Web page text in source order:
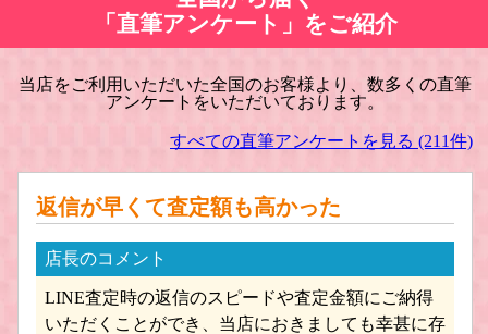
魔法少女リリカルなのは フィギュア
武装神姫フィギュア買取
一騎当千フィギュア買取 すーぱーそに子 フィギュア買取
「直筆アンケート」をご紹介
当店をご利用いただいた全国のお客様より、数多くの直筆
アンケートをいただいております。
すべての直筆アンケートを見る (211件)
返信が早くて査定額も高かった
店長のコメント
LINE査定時の返信のスピードや査定金額にご納得
いただくことができ、当店におきましても幸甚に存